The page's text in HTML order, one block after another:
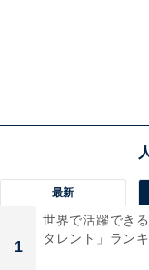
1位は、今期さま
ダンスボーカルグ
最新
1
世界で活躍でき
タレント」ラン